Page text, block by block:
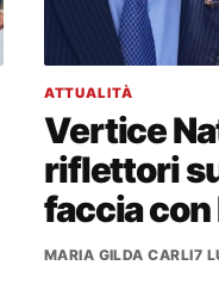
ATTUALITÀ
Vertice
riflettori
faccia con
MARIA GILDA CARLI7